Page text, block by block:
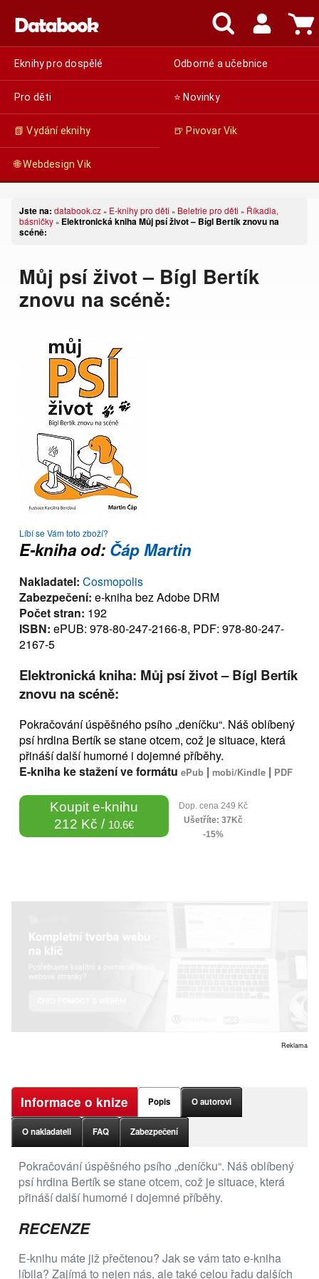
Eknihy pro dospělé Odborné a učebnice
Pro děti ⭐ Novinky
📗 Vydání eknihy 🍺 Pivovar Vik
🌐 Webdesign Vik
Jste na: databook.cz » E-knihy pro děti » Beletrie pro děti » Říkadla,
básničky » Elektronická kniha Můj psí život – Bígl Bertík znovu na
scéně:
Můj psí život – Bígl Bertík
znovu na scéně:
Líbí se Vám toto zboží?
E-kniha od: Čáp Martin
Nakladatel: Cosmopolis
Zabezpečení: e-kniha bez Adobe DRM
Počet stran: 192
ISBN: ePUB: 978-80-247-2166-8, PDF: 978-80-247-
2167-5
Elektronická kniha: Můj psí život – Bígl Bertík
znovu na scéně:
Pokračování úspěšného psího „deníčku“. Náš oblíbený
psí hrdina Bertík se stane otcem, což je situace, která
přináší další humorné i dojemné příběhy.
E-kniha ke stažení ve formátu ePub | mobi/Kindle | PDF
Koupit e-knihu
212 Kč / 10.6€
Dop. cena 249 Kč
Ušetříte: 37Kč
-15%
Reklama
Informace o knize Popis O autorovi
O nakladateli FAQ Zabezpečení
Pokračování úspěšného psího „deníčku“. Náš oblíbený
psí hrdina Bertík se stane otcem, což je situace, která
přináší další humorné i dojemné příběhy.
RECENZE
E-knihu máte již přečtenou? Jak se vám tato e-kniha
líbila? Zajímá to nejen nás, ale také celou řadu dalších